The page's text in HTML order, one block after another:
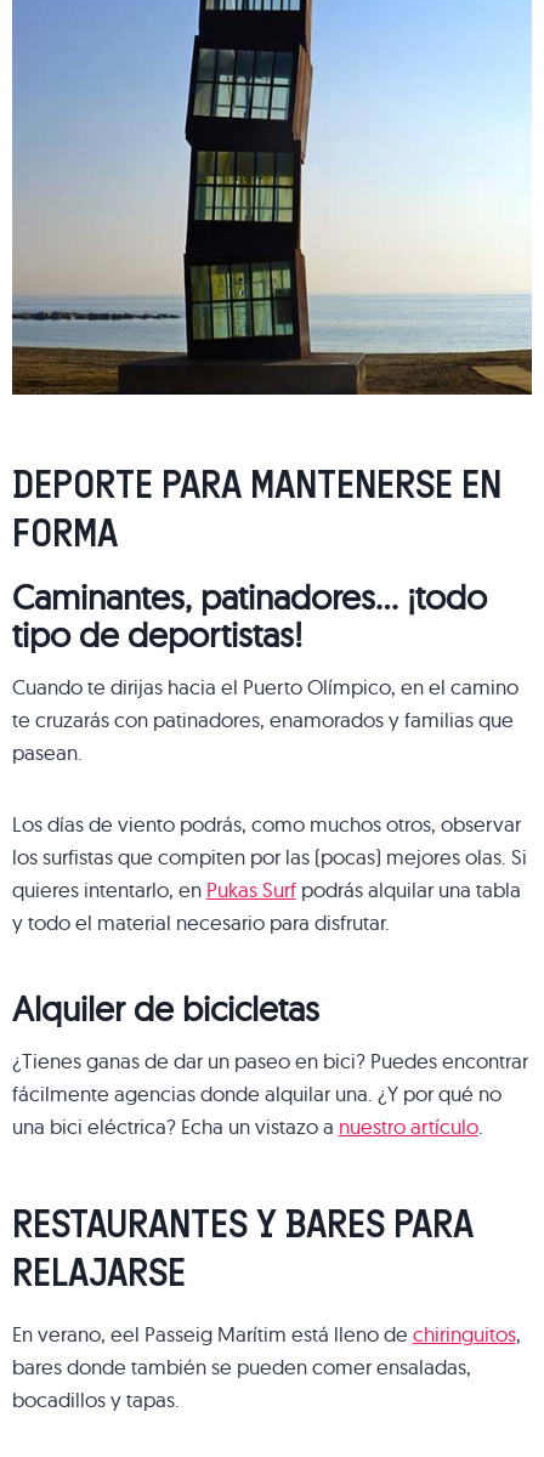
DEPORTE PARA MANTENERSE EN
FORMA
Caminantes, patinadores… ¡todo
tipo de deportistas!
Cuando te dirijas hacia el Puerto Olímpico, en el camino
te cruzarás con patinadores, enamorados y familias que
pasean.
Los días de viento podrás, como muchos otros, observar
los surfistas que compiten por las (pocas) mejores olas. Si
quieres intentarlo, en Pukas Surfpodrás alquilar una tabla
y todo el material necesario para disfrutar.
Alquiler de bicicletas
¿Tienes ganas de dar un paseo en bici? Puedes encontrar
fácilmente agencias donde alquilar una. ¿Y por qué no
una bici eléctrica? Echa un vistazo a nuestro artículo.
RESTAURANTES Y BARES PARA
RELAJARSE
En verano, eel Passeig Marítim está lleno de chiringuitos,
bares donde también se pueden comer ensaladas,
bocadillos y tapas.